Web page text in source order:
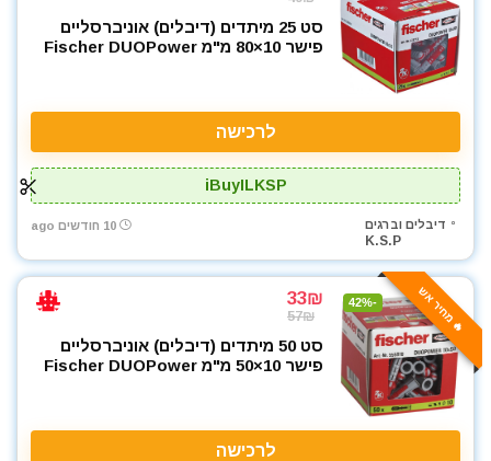
סט 25 מיתדים (דיבלים) אוניברסליים
פישר 10×80 מ"מ Fischer DUOPower
לרכישה
iBuyILKSP
דיבלים וברגים
K.S.P
10 חודשים ago
🔥 מחיר אש -42%
33₪
57₪
סט 50 מיתדים (דיבלים) אוניברסליים
פישר 10×50 מ"מ Fischer DUOPower
לרכישה